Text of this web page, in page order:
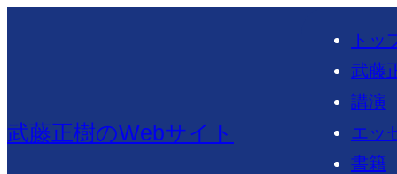
キ
武藤正樹のWebサイト
トッ
武藤
講演
エッ
書籍